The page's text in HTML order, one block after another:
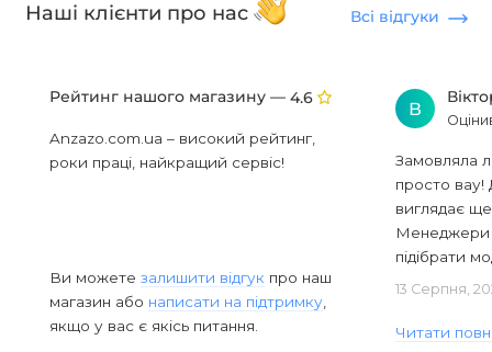
Наші клієнти про нас Всі відгуки
Рейтинг нашого магазину — 4.6
Anzazo.com.ua – високий рейтинг,
роки праці, найкращий сервіс!
Ви можете залишити відгук про наш
магазин або написати на підтримку,
якщо у вас є якісь питання.
В
Замовляла
просто вау!
виглядає
Менеджери
підібрати
13 Серпня,
Читати